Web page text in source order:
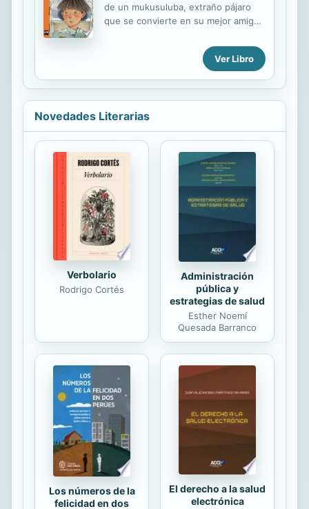
de un mukusuluba, extraño pájaro
que se convierte en su mejor amigo.
toda su familia. Pero, ¿es el único
remedio para los problemas de
historia que muestra la importancia
del diálogo familiar.
Ver Libro
Novedades Literarias
Verbolario
Rodrigo Cortés
Administración
pública y
estrategias de salud
Esther Noemí
Quesada Barranco
Los números de la
felicidad en dos
El derecho a la salud
electrónica